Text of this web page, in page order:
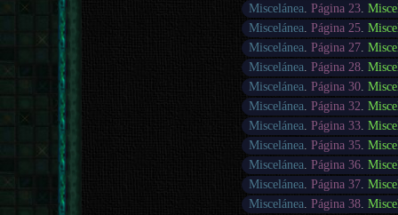
Miscelánea Página 23.
Miscelánea Página 25.
Miscelánea Página 27.
Miscelánea Página 28.
Miscelánea Página 30.
Miscelánea Página 32
Miscelánea Página 33.
Miscelánea Página 35.
Miscelánea Página 36.
Miscelánea Página 37.
Miscelánea Página 38.